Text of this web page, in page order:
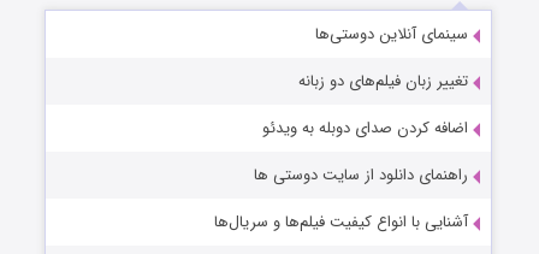
سینمای آنلاین دوستی‌ها
تغییر زبان فیلم‌های دو زبانه
اضافه کردن صدای دوبله به ویدئو
راهنمای دانلود از سایت دوستی ها
آشنایی با انواع کیفیت فیلم‌ها و سریال‌ها